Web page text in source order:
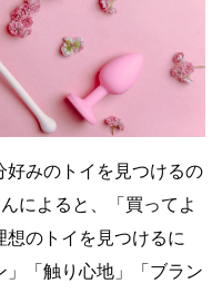
好みのトイを見つけるの
によると、「買ってよ
のトイを見つけるに
」「触り心地」「ブラン